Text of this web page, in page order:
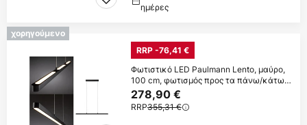
ημέρες
χορηγούμενο
RRP -76,41 €
Φωτιστικό LED Paulmann Lento, μαύρο,
100 cm, φωτισμός προς τα πάνω/κάτω,
με
278,90 €
RRP355,31 €